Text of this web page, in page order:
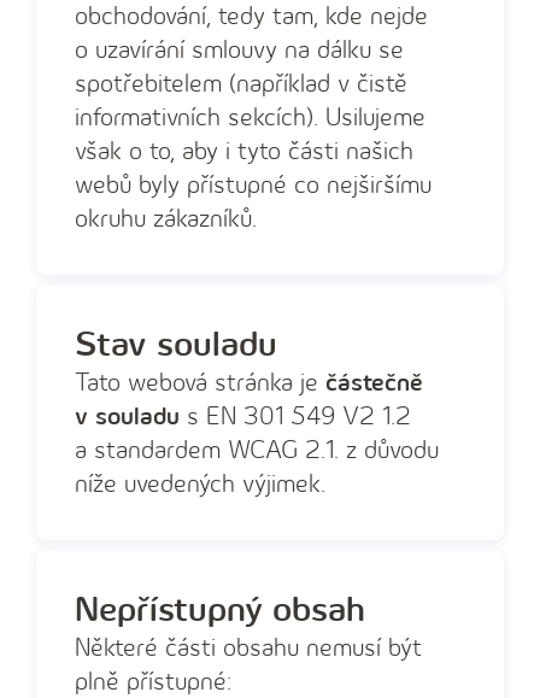
obchodování, tedy tam, kde nejde
o uzavírání smlouvy na dálku se
spotřebitelem (například v čistě
informativních sekcích). Usilujeme
však o to, aby i tyto části našich
webů byly přístupné co nejširšímu
okruhu zákazníků.
Stav souladu
Tato webová stránka je částečně
v souladu s EN 301 549 V2 1.2
a standardem WCAG 2.1. z důvodu
níže uvedených výjimek.
Nepřístupný obsah
Některé části obsahu nemusí být
plně přístupné: